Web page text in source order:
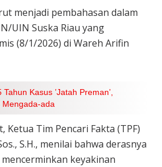
menjadi pembahasan dalam
UIN Suska Riau yang
(8/1/2026) di Wareh Arifin
Tahun Kasus ’Jatah Preman’,
Mengada-ada
Tim Pencari Fakta (TPF)
S.H., menilai bahwa derasnya
keyakinan